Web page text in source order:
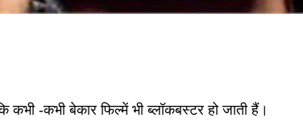
कभी -कभी बेकार फिल्में भी ब्लॉकबस्टर हो जाती हैं।